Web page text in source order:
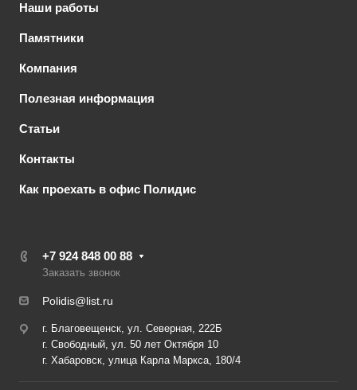
Наши работы
Памятники
Компания
Полезная информация
Статьи
Контакты
Как проехать в офис Полидис
+7 924 848 00 88
Заказать звонок
Polidis@list.ru
г. Благовещенск, ул. Северная, 222Б
г. Свободный, ул. 50 лет Октября 10
г. Хабаровск, улица Карла Маркса, 180/4